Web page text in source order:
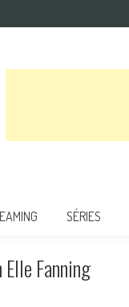
SÉRIES
Fanning